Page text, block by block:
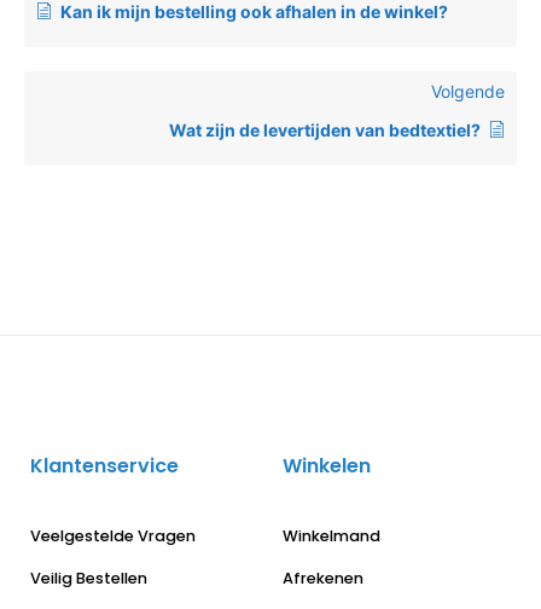
Kan ik mijn bestelling ook afhalen in de winkel?
Volgende
Wat zijn de levertijden van bedtextiel?
Klantenservice
Veelgestelde Vragen
Veilig Bestellen
Winkelen
Winkelmand
Afrekenen